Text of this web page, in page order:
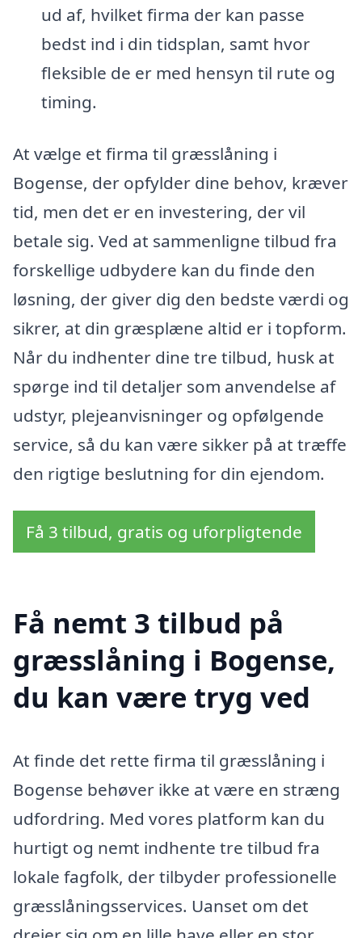
ud af, hvilket firma der kan passe
bedst ind i din tidsplan, samt hvor
fleksible de er med hensyn til rute og
timing.
At vælge et firma til græsslåning i
Bogense, der opfylder dine behov, kræver
tid, men det er en investering, der vil
betale sig. Ved at sammenligne tilbud fra
forskellige udbydere kan du finde den
løsning, der giver dig den bedste værdi og
sikrer, at din græsplæne altid er i topform.
Når du indhenter dine tre tilbud, husk at
spørge ind til detaljer som anvendelse af
udstyr, plejeanvisninger og opfølgende
service, så du kan være sikker på at træffe
den rigtige beslutning for din ejendom.
Få 3 tilbud, gratis og uforpligtende
Få nemt 3 tilbud på
græsslåning i Bogense,
du kan være tryg ved
At finde det rette firma til græsslåning i
Bogense behøver ikke at være en stræng
udfordring. Med vores platform kan du
hurtigt og nemt indhente tre tilbud fra
lokale fagfolk, der tilbyder professionelle
græsslåningsservices. Uanset om det